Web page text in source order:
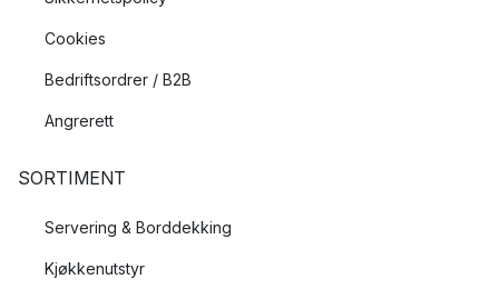
Cookies
Bedriftsordrer / B2B
Angrerett
SORTIMENT
Servering & Borddekking
Kjøkkenutstyr